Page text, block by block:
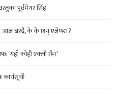
पूर्वमेयर सिंह
आज बस्दै, के के छन् एजेण्डा ?
‘यहाँ कोही एक्लो छैन’
कार्यसूची